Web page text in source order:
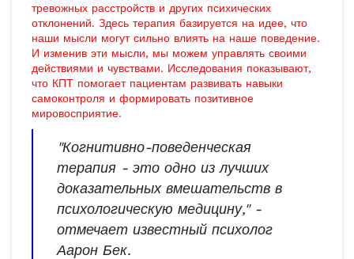
тревожных расстройств и других психических
отклонений. Здесь терапия базируется на идее, что
наши мысли могут сильно влиять на наше поведение.
И изменив эти мысли, мы можем управлять своими
действиями и чувствами. Исследования показывают,
что КПТ помогает пациентам развивать навыки
самоконтроля и формировать позитивное
мировосприятие.
"Когнитивно-поведенческая
терапия - это одно из лучших
доказательных вмешательств в
психологическую медицину," -
отмечает известный психолог
Аарон Бек.